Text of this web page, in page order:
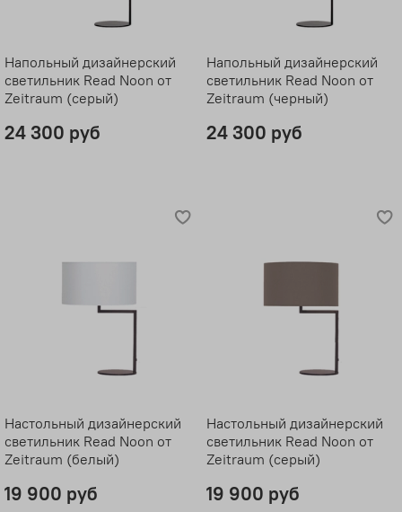
Напольный дизайнерский
светильник Read Noon от
Zeitraum (серый)
24 300 руб
Напольный дизайнерский
светильник Read Noon от
Zeitraum (черный)
24 300 руб
Настольный дизайнерский
светильник Read Noon от
Zeitraum (белый)
19 900 руб
Настольный дизайнерский
светильник Read Noon от
Zeitraum (серый)
19 900 руб